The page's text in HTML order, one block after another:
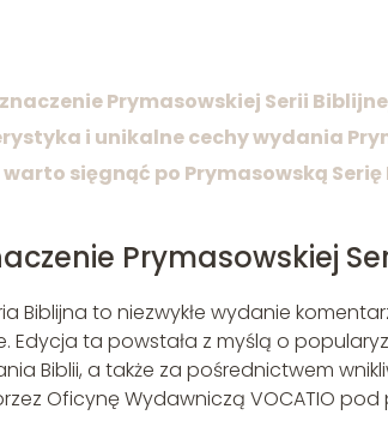
Prymasowskiej Serii
i unikalne cechy wydania
sięgnąć po Prymasowską Serię
Prymasowskiej
Biblijna to niezwykłe wydanie
Edycja ta powstała z myślą o
Biblii, a także za pośrednictwem
Oficynę Wydawniczą VOCATIO pod